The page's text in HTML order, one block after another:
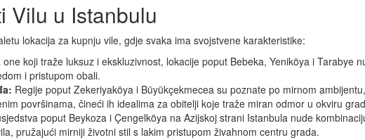
Vilu u Istanbulu
lokacija za kupnju vile, gdje svaka ima svojstvene karakteristike:
one koji traže luksuz i ekskluzivnost, lokacije poput Bebeka, Yeniköya i Tarabye
i pristupom obali.
Regije poput Zekeriyaköya i Büyükçekmecea su poznate po mirnom
površinama, čineći ih idealima za obitelji koje traže miran odmor u okviru
poput Beykoza i Çengelköya na Azijskoj strani Istanbula nude
pružajući mirniji životni stil s lakim pristupom živahnom centru grada.